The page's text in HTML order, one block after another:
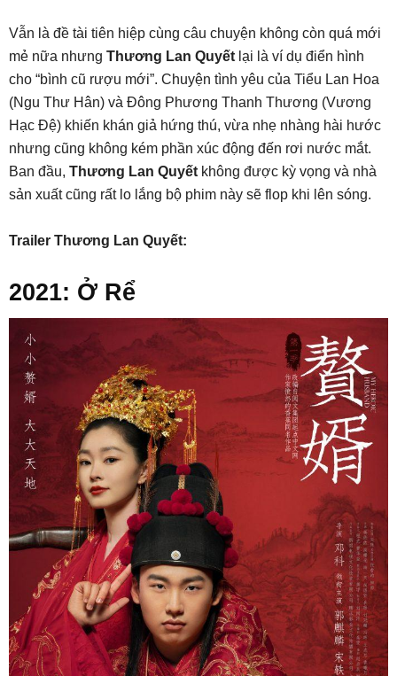
Vẫn là đề tài tiên hiệp cùng câu chuyện không còn quá mới
mẻ nữa nhưng Thương Lan Quyết lại là ví dụ điển hình
cho “bình cũ rượu mới”. Chuyện tình yêu của Tiểu Lan Hoa
(Ngu Thư Hân) và Đông Phương Thanh Thương (Vương
Hạc Đệ) khiến khán giả hứng thú, vừa nhẹ nhàng hài hước
nhưng cũng không kém phần xúc động đến rơi nước mắt.
Ban đầu, Thương Lan Quyết không được kỳ vọng và nhà
sản xuất cũng rất lo lắng bộ phim này sẽ flop khi lên sóng.
Trailer Thương Lan Quyết:
2021: Ở Rể